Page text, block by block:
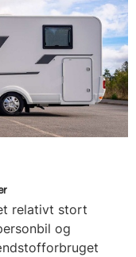
relativt stort
og